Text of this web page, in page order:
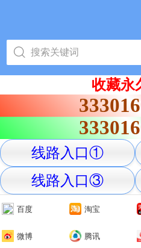
收藏永
线路入口①
线路入口③
百度 淘宝
微博 腾讯